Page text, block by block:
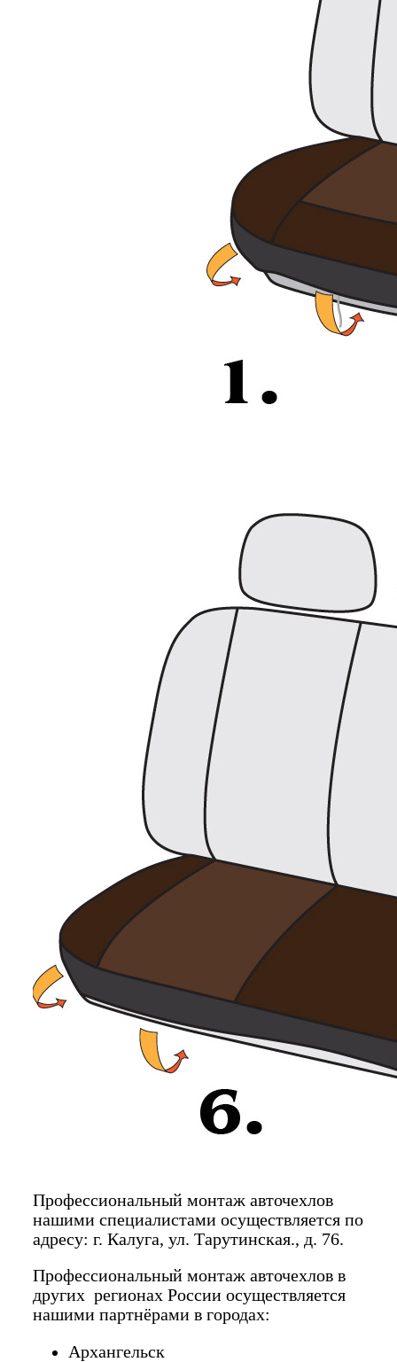
Профессиональный монтаж авточехлов
нашими специалистами осуществляется по
адресу: г. Калуга, ул. Тарутинская., д. 76.
Профессиональный монтаж авточехлов в
других регионах России осуществляется
нашими партнёрами в городах:
Архангельск